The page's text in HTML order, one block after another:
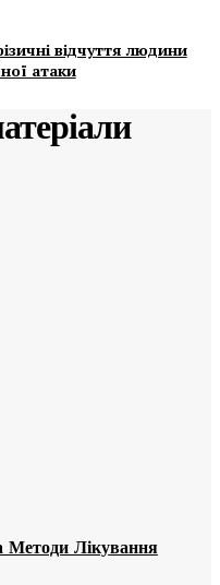
відчуття людини
атаки
Лікування